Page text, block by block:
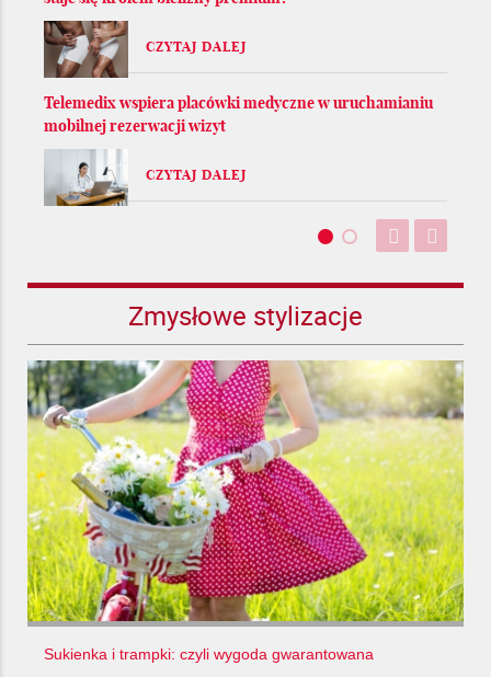
CZYTAJ DALEJ
Telemedix wspiera placówki medyczne w uruchamianiu
mobilnej rezerwacji wizyt
CZYTAJ DALEJ
Zmysłowe stylizacje
Sukienka i trampki: czyli wygoda gwarantowana